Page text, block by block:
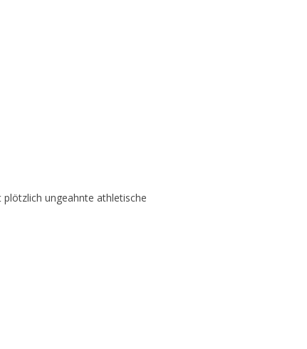
ungeahnte athletische